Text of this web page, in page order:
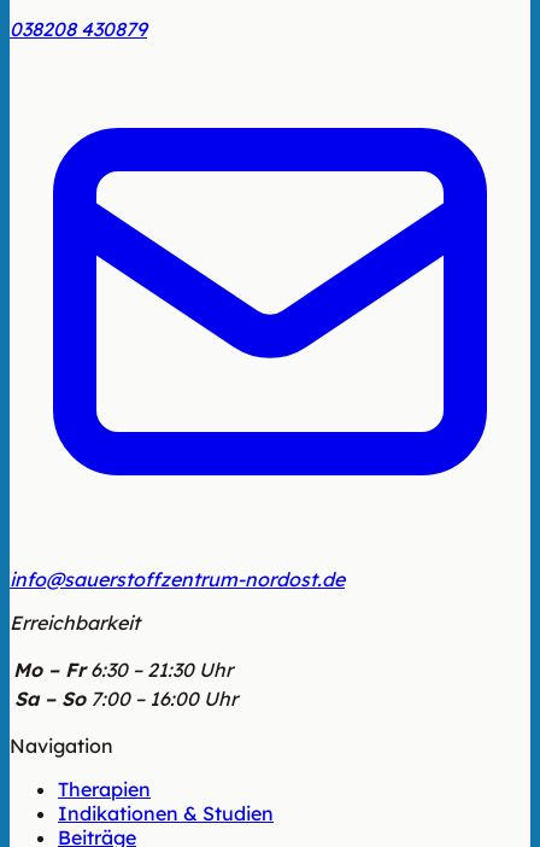
038208 430879
info@sauerstoffzentrum-nordost.de
Erreichbarkeit
Mo – Fr 6:30 – 21:30 Uhr
Sa – So 7:00 – 16:00 Uhr
Navigation
Therapien
Indikationen & Studien
Beiträge